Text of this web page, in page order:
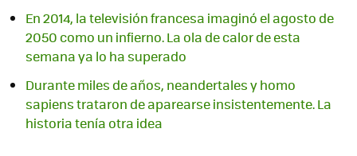
En 2014, la televisión francesa imaginó el agosto de
2050 como un infierno. La ola de calor de esta
semana ya lo ha superado
Durante miles de años, neandertales y homo
sapiens trataron de aparearse insistentemente. La
historia tenía otra idea